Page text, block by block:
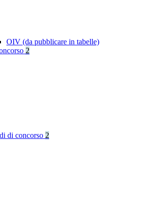
OIV (da pubblicare in tabelle)
2
di concorso 2